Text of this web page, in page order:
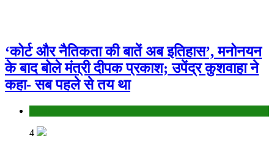
‘कोर्ट और नैतिकता की बातें अब इतिहास’, मनोनयन
के बाद बोले मंत्री दीपक प्रकाश; उपेंद्र कुशवाहा ने
कहा- सब पहले से तय था
4